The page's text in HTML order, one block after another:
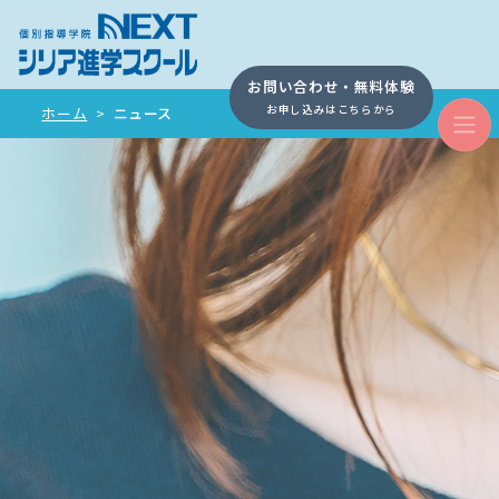
お問い合わせ・無料体験
お申し込みはこちらから
ホーム > ニュース